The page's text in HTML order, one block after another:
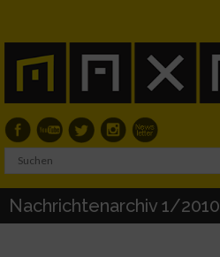
Nachrichtenarchiv 1/2010